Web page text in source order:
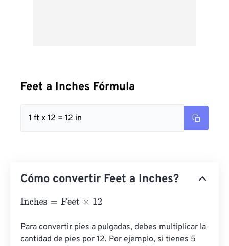
Feet a Inches Fórmula
1 ft x 12 = 12 in
Cómo convertir Feet a Inches?
Inches= Feet×12
Para convertir pies a pulgadas, debes multiplicar la
cantidad de pies por 12. Por ejemplo, si tienes 5